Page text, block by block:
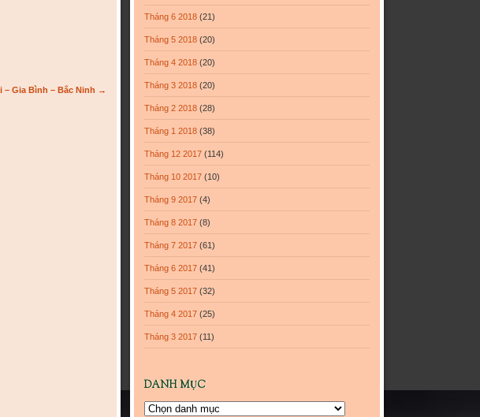
Gia Bình – Bắc Ninh →
Tháng 6 2018 (21)
Tháng 5 2018 (20)
Tháng 4 2018 (20)
Tháng 3 2018 (20)
Tháng 2 2018 (28)
Tháng 1 2018 (38)
Tháng 12 2017 (114)
Tháng 10 2017 (10)
Tháng 9 2017 (4)
Tháng 8 2017 (8)
Tháng 7 2017 (61)
Tháng 6 2017 (41)
Tháng 5 2017 (32)
Tháng 4 2017 (25)
Tháng 3 2017 (11)
DANH MỤC
Danh